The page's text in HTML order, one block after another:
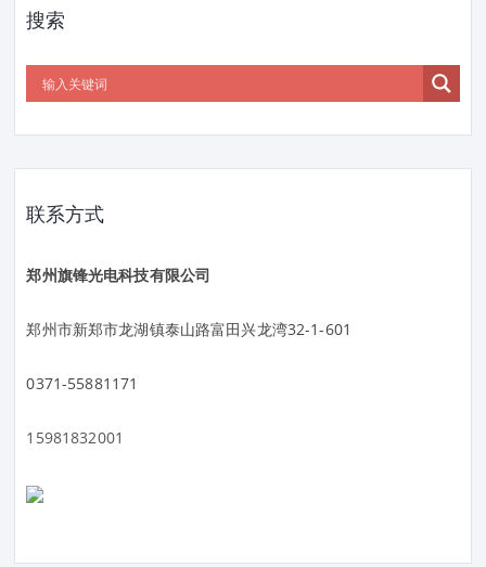
搜索
联系方式
郑州旗锋光电科技有限公司
郑州市新郑市龙湖镇泰山路富田兴龙湾32-1-601
0371-55881171
15981832001